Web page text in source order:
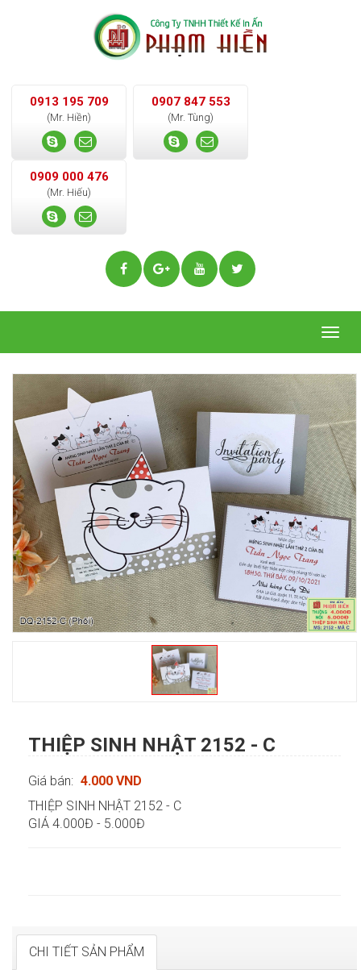
0913 195 709
(Mr. Hiền)
0907 847 553
(Mr. Tùng)
0909 000 476
(Mr. Hiếu)
THIỆP SINH NHẬT 2152 - C
Giá bán: 4.000 VND
THIỆP SINH NHẬT 2152 - C
GIÁ 4.000Đ - 5.000Đ
CHI TIẾT SẢN PHẨM